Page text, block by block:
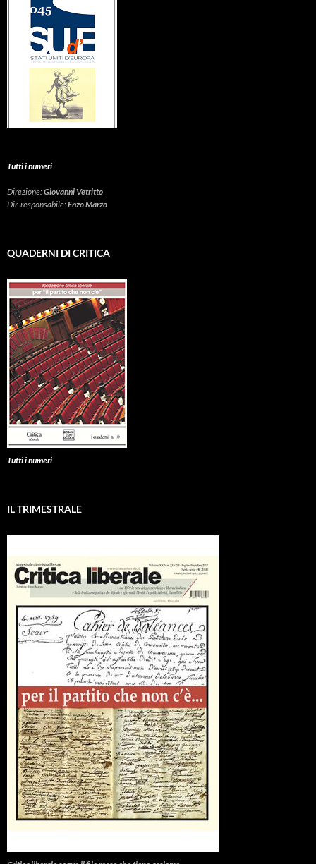
Tutti i numeri
Direzione:Giovanni Vetritto
Dir. responsabile:Enzo Marzo
QUADERNI DI CRITICA
Tutti i numeri
IL TRIMESTRALE